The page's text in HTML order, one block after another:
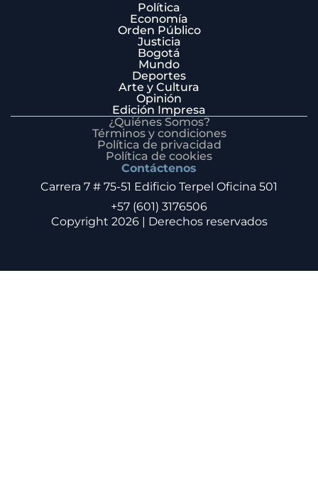
Política
Economía
Orden Público
Justicia
Bogotá
Mundo
Deportes
Arte y Cultura
Opinión
Edición Impresa
¿Quiénes Somos?
Términos y condiciones
Política de privacidad
Política de cookies
Contáctenos
Carrera 7 # 75-51 Edificio Terpel Oficina 501
+57 (601) 3176506
Copyright 2026 | Derechos reservados